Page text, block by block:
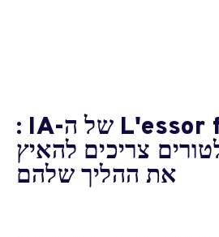
L'essor fulgurant של ה-IA :
צריכים להאיץ
את ההליך שלהם